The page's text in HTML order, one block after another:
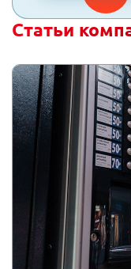
Статьи